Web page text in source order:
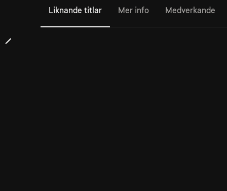
Liknande titlar Mer info Medverkande